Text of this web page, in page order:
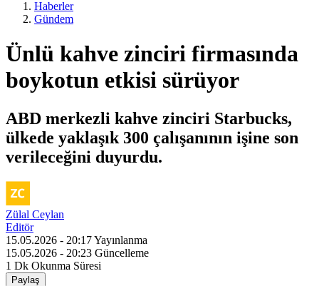
Haberler
Gündem
Ünlü kahve zinciri firmasında
boykotun etkisi sürüyor
ABD merkezli kahve zinciri Starbucks,
ülkede yaklaşık 300 çalışanının işine son
verileceğini duyurdu.
Zülal Ceylan
Editör
15.05.2026 - 20:17Yayınlanma
15.05.2026 - 20:23 Güncelleme
1 Dk Okunma Süresi
Paylaş